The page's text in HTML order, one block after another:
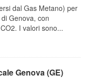
dal Gas Metano) per
Genova, con
I valori sono...
Genova (GE)